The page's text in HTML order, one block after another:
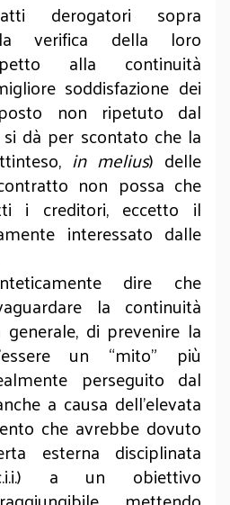
derogatori sopra
verifica della loro
alla continuità
soddisfazione dei
non ripetuto dal
dà per scontato che la
in melius) delle
non possa che
i creditori, eccetto il
interessato dalle
dire che
la continuità
di prevenire la
un “mito” più
perseguito dal
a causa dell’elevata
che avrebbe dovuto
esterna disciplinata
a un obiettivo